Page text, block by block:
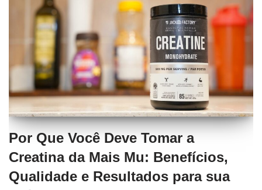
Por Que Você Deve Tomar a
Creatina da Mais Mu: Benefícios,
Qualidade e Resultados para sua